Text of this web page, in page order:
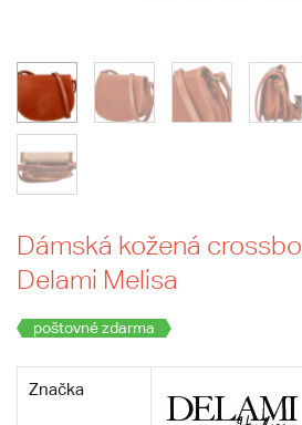
Dámská kožená
Delami Melisa
poštovné zdarma
Značka